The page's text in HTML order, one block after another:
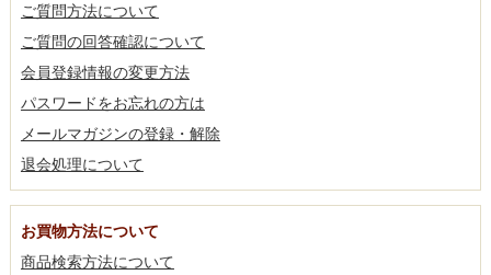
ご質問方法について
ご質問の回答確認について
会員登録情報の変更方法
パスワードをお忘れの方は
メールマガジンの登録・解除
退会処理について
お買物方法について
商品検索方法について